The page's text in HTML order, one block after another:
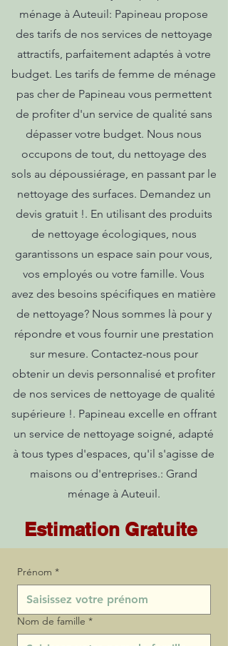
ménage à Auteuil: Papineau propose
des tarifs de nos services de nettoyage
attractifs, parfaitement adaptés à votre
budget. Les tarifs de femme de ménage
pas cher de Papineau vous permettent
de profiter d'un service de qualité sans
dépasser votre budget. Nous nous
occupons de tout, du nettoyage des
sols au dépoussiérage, en passant par le
nettoyage des surfaces. Demandez un
devis gratuit !. En utilisant des produits
de nettoyage écologiques, nous
garantissons un espace sain pour vous,
vos employés ou votre famille. Vous
avez des besoins spécifiques en matière
de nettoyage? Nous sommes là pour y
répondre et vous fournir une prestation
sur mesure. Contactez-nous pour
obtenir un devis personnalisé et profiter
de nos services de nettoyage de qualité
supérieure !. Papineau excelle en offrant
un service de nettoyage soigné, adapté
à tous types d'espaces, qu'il s'agisse de
maisons ou d'entreprises.: Grand
ménage à Auteuil.
Estimation Gratuite
Prénom *
Nom de famille *